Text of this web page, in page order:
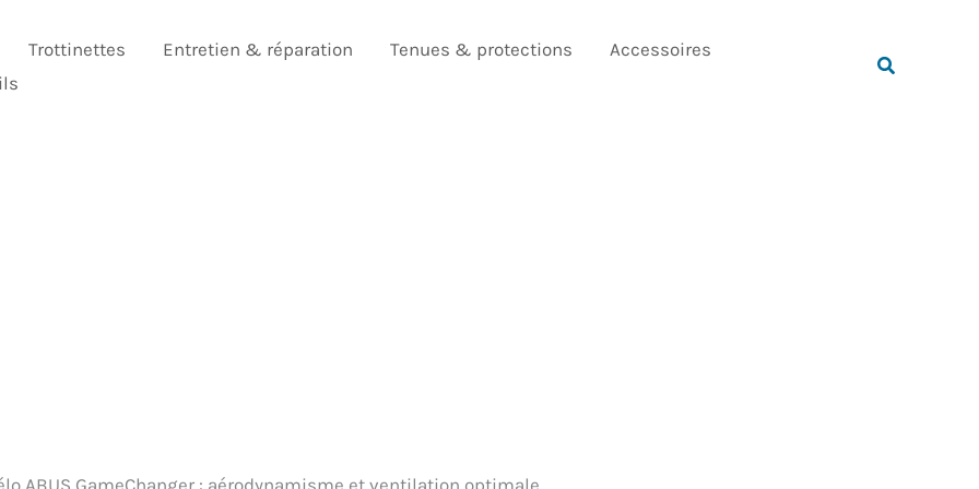
Trottinettes Entretien & réparation Tenues & protections
Accessoires
Rechercher
ABUS GameChanger : aérodynamisme et ventilation optimale